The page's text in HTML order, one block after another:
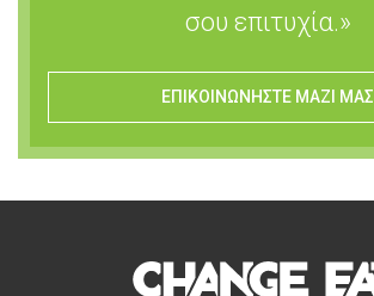
σου επιτυχία.»
ΕΠΙΚΟΙΝΩΝΗΣΤΕ ΜΑΖΙ ΜΑΣ